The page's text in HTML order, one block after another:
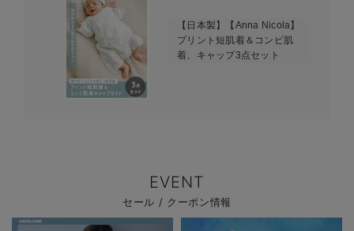
【日本製】【Anna Nicola】
プリント短肌着＆コンビ肌
着、キャップ3点セット
EVENT
セール / クーポン情報